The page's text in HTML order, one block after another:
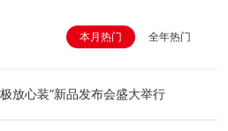
本月热门 全年热门
放心装”新品发布会盛大举行